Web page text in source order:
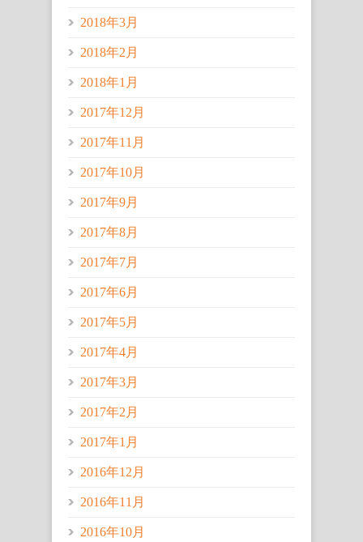
2018年3月
2018年2月
2018年1月
2017年12月
2017年11月
2017年10月
2017年9月
2017年8月
2017年7月
2017年6月
2017年5月
2017年4月
2017年3月
2017年2月
2017年1月
2016年12月
2016年11月
2016年10月